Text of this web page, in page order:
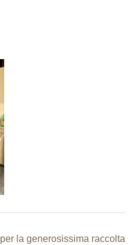
per la generosissima raccolta